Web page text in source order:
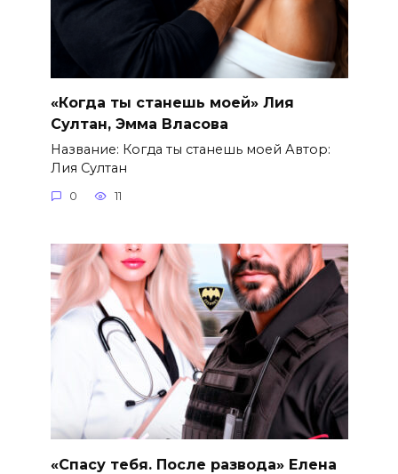
«Когда ты станешь моей» Лия
Султан, Эмма Власова
Название: Когда ты станешь моей Автор:
Лия Султан
0 11
«Спасу тебя. После развода» Елена